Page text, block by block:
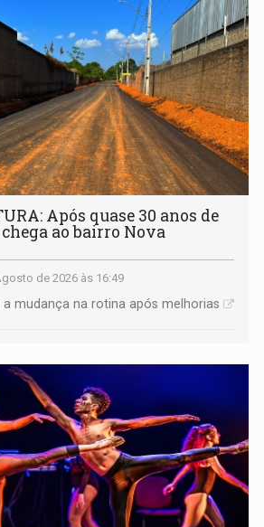
Após quase 30 anos de
ao bairro Nova
de 2026 às 16:49
mudança na rotina após melhorias